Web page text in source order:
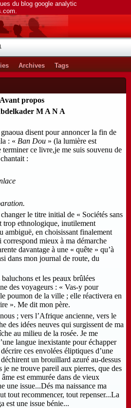
du blog google analytic
Archives Tags
Avant propos
M A N A
disent pour annoncer la fin de
: « Ban Dou » (la lumière est
terminer ce livre,je me suis souvenu de
chantait :
le titre initial de « Sociétés sans
trop ethnologique, inutilement
ambiguë, en choisissant finalement
correspond mieux à ma démarche
davantage à une « quête » qu’à
dans mon journal de route, du
et les peaux brûlées
des voyageurs : « Vas-y pour
poumon de la ville ; elle réactivera en
». Me dit mon père.
; vers l’Afrique ancienne, vers le
des idées neuves qui surgissent de ma
au milieu de la rosée. Je me
langue inexistante pour échapper
ces envolées éliptiques d’une
un brouillard azuré au-dessus
je ne trouve pareil aux pierres, que des
est emmurée dans de vieux
une issue...Dés ma naissance ma
tout recommencer, tout repenser...La
est une issue bénie...